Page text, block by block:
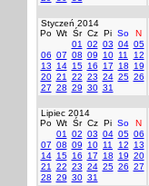
Styczeń 2014
Po Wt Śr Cz Pi So
N
01
02 03 04 05
06 07 08 09 10 11
12
13
14 15 16 17 18
19
20 21 22 23 24 25 26
27 28 29 30 31
Lipiec 2014
Po Wt Śr Cz Pi So
N
01
02 03 04 05 06
07 08 09 10 11 12
13
14 15 16 17 18 19 20
21
22 23 24 25 26 27
28 29 30 31